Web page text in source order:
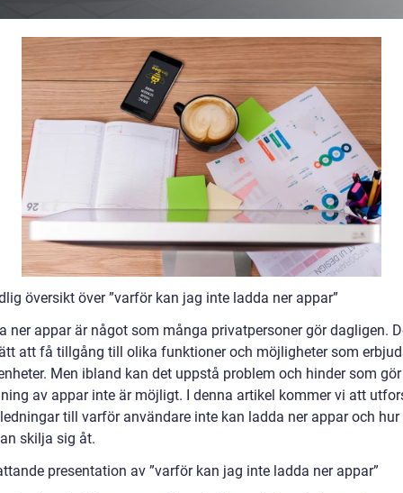
översikt över ”varför kan jag inte ladda ner appar”
ner appar är något som många privatpersoner gör dagligen.
att få tillgång till olika funktioner och möjligheter som
Men ibland kan det uppstå problem och hinder som
av appar inte är möjligt. I denna artikel kommer vi att
till varför användare inte kan ladda ner appar och hur
skilja sig åt.
presentation av ”varför kan jag inte ladda ner appar”